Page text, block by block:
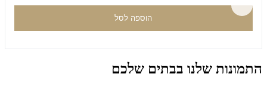
הוספה לסל
התמונות שלנו בבתים שלכם